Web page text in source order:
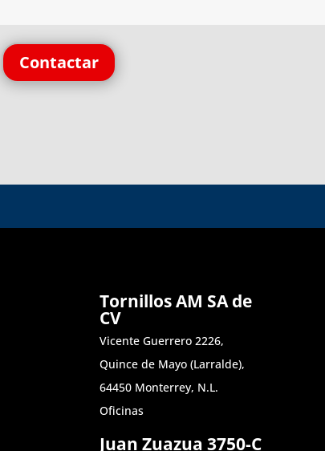
Contactar
Tornillos AM SA de
CV
Vicente Guerrero 2226,
Quince de Mayo (Larralde),
64450 Monterrey, N.L.
Oficinas
Juan Zuazua 3750-C